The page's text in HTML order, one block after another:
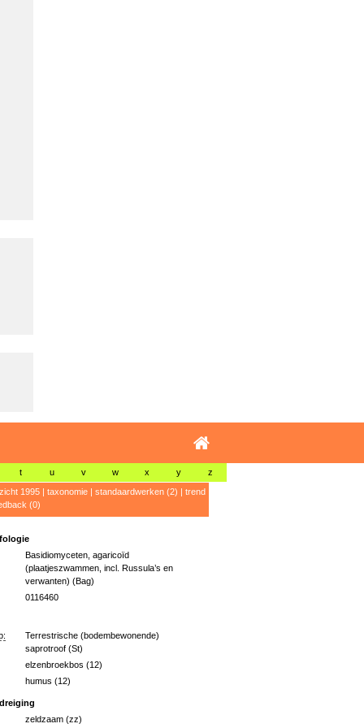
t u v w x y z
1995| taxonomie| standaardwerken (2) | trend
(0)
Basidiomyceten, agaricoïd
(plaatjeszwammen, incl. Russula’s en
verwanten) (Bag)
0116460
Terrestrische (bodembewonende)
saprotroof (St)
elzenbroekbos (12)
humus (12)
zeldzaam (zz)